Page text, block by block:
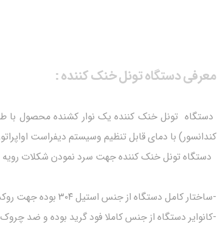
معرفی دستگاه تونل خنک کننده :
دستگاه تونل خنک کننده یک نوار کشنده محصول با
کندانسور) با دمای قابل تنظیم وسیستم دیفراست
دستگاه تونل خنک کننده جهت سرد نمودن شکلات رویه
-ساختار کامل دستگاه از جنس استیل ۳۰۴ بوده جهت روکش دادن شکلات به انواع محصولات مثل خرما شکلاتی،ترافل ها و کنجد بارو....
-کانوایر دستگاه از جنس کاملا فود گرید بوده و ضد